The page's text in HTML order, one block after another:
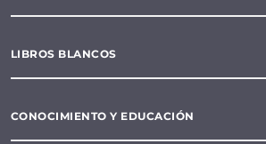
LIBROS BLANCOS
CONOCIMIENTO Y EDUCACIÓN